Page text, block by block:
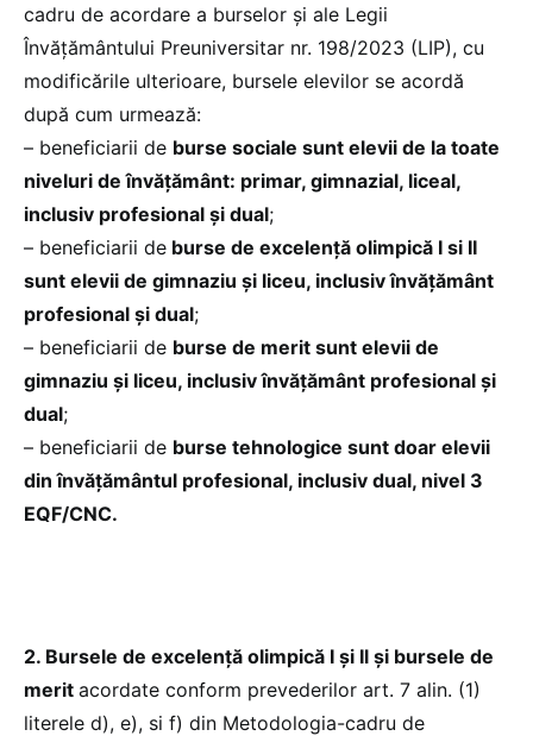
cadru de acordare a burselor și ale Legii
Învățământului Preuniversitar nr. 198/2023 (LIP), cu
modificările ulterioare, bursele elevilor se acordă
după cum urmează:
– beneficiarii de burse sociale sunt elevii de la toate
niveluri de învățământ: primar, gimnazial, liceal,
inclusiv profesional și dual;
– beneficiarii de burse de excelență olimpică I si II
sunt elevii de gimnaziu și liceu, inclusiv învățământ
profesional și dual;
– beneficiarii de burse de merit sunt elevii de
gimnaziu și liceu, inclusiv învățământ profesional și
dual;
– beneficiarii de burse tehnologice sunt doar elevii
din învățământul profesional, inclusiv dual, nivel 3
EQF/CNC.
2. Bursele de excelență olimpică I și Il și bursele de
merit acordate conform prevederilor art. 7 alin. (1)
literele d), e), si f) din Metodologia-cadru de